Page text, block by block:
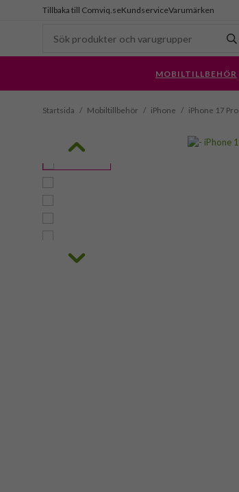
Tillbaka till Comviq.seKundserviceVarumärken
MOBILTILLBEHÖR
Startsida / Mobiltillbehör / iPhone / iPhone 17 Pro